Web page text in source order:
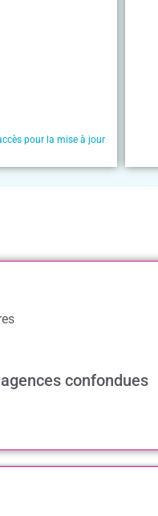
pour la mise à jour
confondues